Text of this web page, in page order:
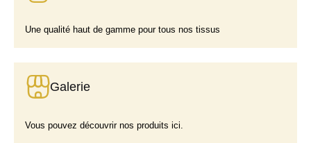
Une qualité haut de gamme pour tous nos tissus
Galerie
Vous pouvez découvrir nos produits ici.